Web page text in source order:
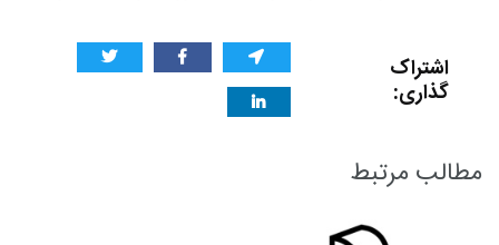
اشتراک
گذاری:
مطالب مرتبط